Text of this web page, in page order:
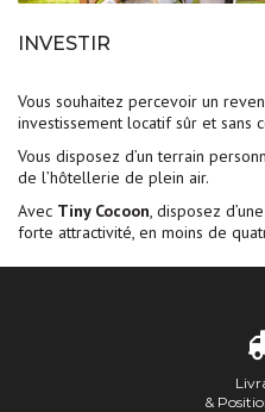
INVESTIR
Vous souhaitez percevoir un
investissement locatif sûr et sans
Vous disposez d’un terrain
de l’hôtellerie de plein air.
Avec Tiny Cocoon , disposez
forte attractivité, en moins de
&